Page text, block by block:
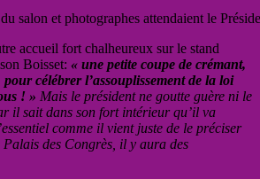
salon et photographes attendaient le
accueil fort chalheureux sur le stand
Boisset: « une petite coupe de crémant,
célébrer l’assouplissement de la loi
! » Mais le président ne goutte guère ni le
il sait dans son fort intérieur qu’il va
comme il vient juste de le préciser
des Congrès, il y aura des